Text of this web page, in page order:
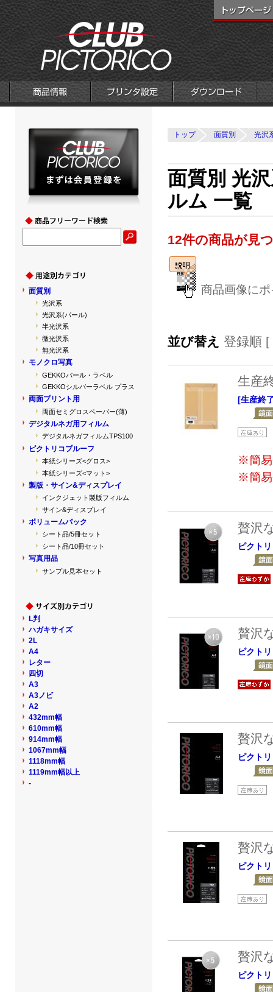
トップ 面質別 光沢
面質別 光
ルム 一覧
12件の商品が見
商品画像に
並び替え 登録順 [
生産
[生産終
※簡易
※簡易
贅沢
ピクト
贅沢
ピクト
贅沢
ピクト
贅沢
ピクト
贅沢
ピクト
面質別
光沢系
光沢系(パール)
半光沢系
微光沢系
無光沢系
モノクロ写真
GEKKOパール・ラベル
GEKKOシルバーラベル プラス
両面プリント用
両面セミグロスペーパー(薄)
デジタルネガ用フィルム
デジタルネガフィルムTPS100
ピクトリコプルーフ
本紙シリーズ<グロス>
本紙シリーズ<マット>
製版・サイン&ディスプレイ
インクジェット製版フィルム
サイン&ディスプレイ
ボリュームパック
シート品/5冊セット
シート品/10冊セット
写真用品
サンプル見本セット
L判
ハガキサイズ
2L
A4
レター
四切
A3
A3ノビ
A2
432mm幅
610mm幅
914mm幅
1067mm幅
1118mm幅
1119mm幅以上
-